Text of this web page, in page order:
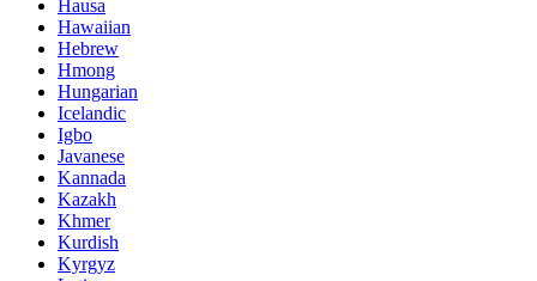
Hausa
Hawaiian
Hebrew
Hmong
Hungarian
Icelandic
Igbo
Javanese
Kannada
Kazakh
Khmer
Kurdish
Kyrgyz